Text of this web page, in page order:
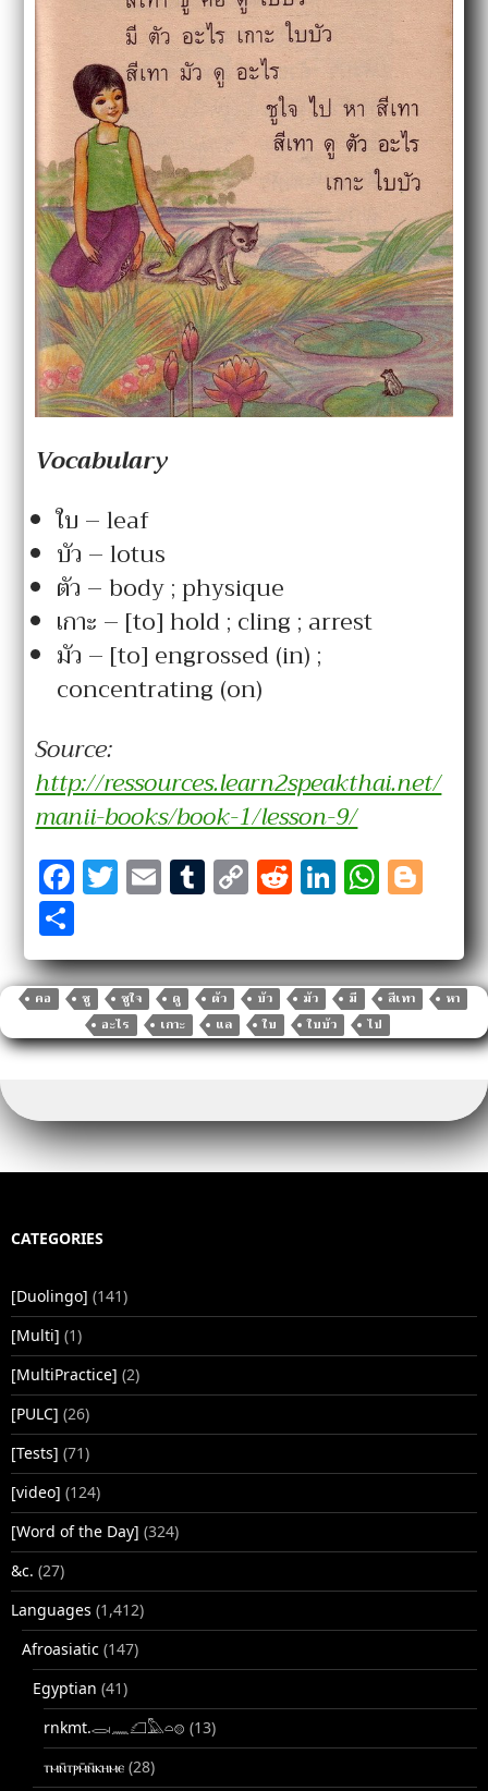
Vocabulary
ใบ – leaf
บัว – lotus
ตัว – body ; physique
เกาะ – [to] hold ; cling ; arrest
มัว – [to] engrossed (in) ;
concentrating (on)
Source:
http://ressources.learn2speakthai.net/
manii-books/book-1/lesson-9/
F
a
c
e
b
o
k
T
w
it
te
r
E
m
ai
l
T
u
m
bl
r
C
o
p
y
Li
n
R
e
d
di
t
Li
n
k
e
dI
n
W
h
at
s
A
p
g
g
er
h
ar
e
คอ ชู ชูใจ ดู ตัว บัว มัว มี สีเทา
หา
อะไร
เกาะ แล ใบ ใบบัว ไป
CATEGORIES
[Duolingo] (141)
[Multi] (1)
[MultiPractice] (2)
[PULC] (26)
[Tests] (71)
[video] (124)
[Word of the Day] (324)
&c. (27)
Languages (1,412)
Afroasiatic (147)
Egyptian (41)
rnkmt.𓂋𓏺𓈖𓆎𓅓𓏏𓊖 (13)
ⲧⲙⲛ̄ⲧⲣⲙ̄ⲛ̄ⲕⲏⲙⲉ (28)